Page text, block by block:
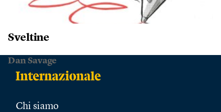
Sveltine
Dan Savage
Chi siamo